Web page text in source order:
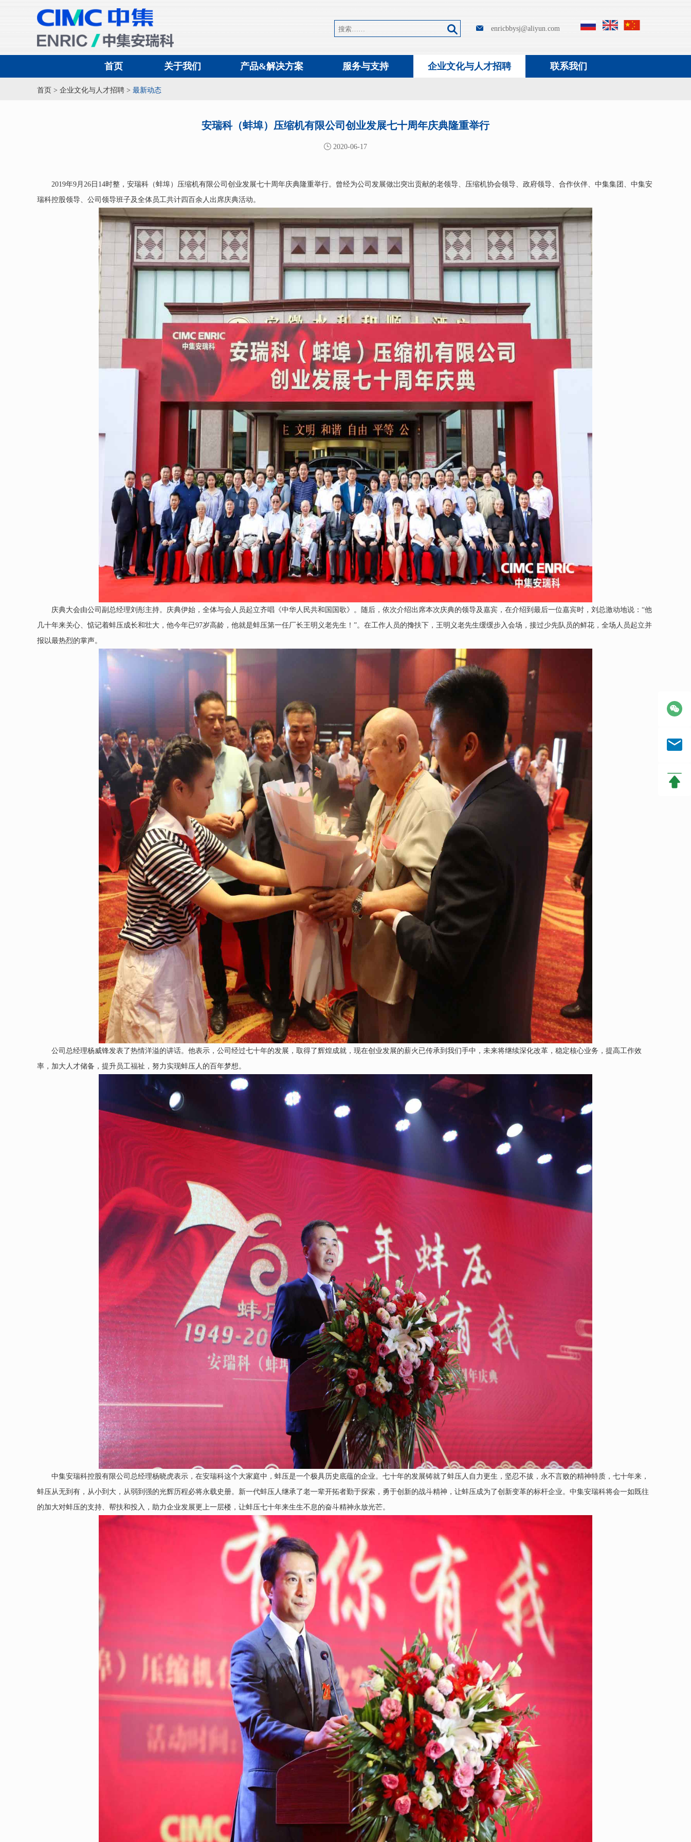
enricbbysj@aliyun.com
首页 关于我们 产品&解决方案 服务与支持 企业文化与人才招聘 联系我们
首页 > 企业文化与人才招聘 > 最新动态
安瑞科（蚌埠）压缩机有限公司创业发展七十周年庆典隆重举行
2020-06-17
2019年9月26日14时整，安瑞科（蚌埠）压缩机有限公司创业发展七十周年庆典隆重举行。曾经为公司发展做岀突出贡献的老领导、压缩机协会领导、政府领导、合作伙伴、中集集团、中集安
瑞科控股领导、公司领导班子及全体员工共计四百余人出席庆典活动。
庆典大会由公司副总经理刘彤主持。庆典伊始，全体与会人员起立齐唱《中华人民共和国国歌》。随后，依次介绍出席本次庆典的领导及嘉宾，在介绍到最后一位嘉宾时，刘总激动地说：“他
几十年来关心、惦记着蚌压成长和壮大，他今年已97岁高龄，他就是蚌压第一任厂长王明义老先生！”。在工作人员的搀扶下，王明义老先生缓缓步入会场，接过少先队员的鲜花，全场人员起立并
报以最热烈的掌声。
公司总经理杨威锋发表了热情洋溢的讲话。他表示，公司经过七十年的发展，取得了辉煌成就，现在创业发展的薪火已传承到我们手中，未来将继续深化改革，稳定核心业务，提高工作效
率，加大人才储备，提升员工福祉，努力实现蚌压人的百年梦想。
中集安瑞科控股有限公司总经理杨晓虎表示，在安瑞科这个大家庭中，蚌压是一个极具历史底蕴的企业。七十年的发展铸就了蚌压人自力更生，坚忍不拔，永不言败的精神特质，七十年来，
蚌压从无到有，从小到大，从弱到强的光辉历程必将永载史册。新一代蚌压人继承了老一辈开拓者勤于探索，勇于创新的战斗精神，让蚌压成为了创新变革的标杆企业。中集安瑞科将会一如既往
的加大对蚌压的支持、帮扶和投入，助力企业发展更上一层楼，让蚌压七十年来生生不息的奋斗精神永放光芒。